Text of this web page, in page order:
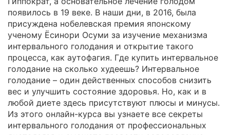
появилось в 19 веке. В наши дни, в 2016, была
присуждена нобелевская премия японскому
ученому Ёсинори Осуми за изучение механизма
интервального голодания и открытие такого
процесса, как аутофагия. Где купить интервальное
голодание на сколько худеешь? Интервальное
голодание – один действенных способов снизить
вес и улучшить состояние здоровья. Но, как и в
любой диете здесь присутствуют плюсы и минусы.
Из этого онлайн-курса вы узнаете все секреты
интервального голодания от профессиональных